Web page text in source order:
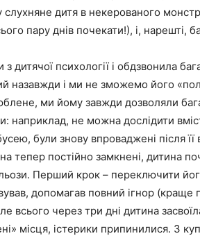
слухняне дитя в некерованого
пару днів почекати!), і, нарешті,
дитячої психології і обдзвонила
назавжди і ми не зможемо його
ми йому завжди дозволяли
наприклад, не можна дослідити
були знову впроваджені після її
тепер постійно замкнені, дитина
Перший крок – переключити
допомагав повний ігнор (краще
всього через три дні дитина
місця, істерики припинилися. З